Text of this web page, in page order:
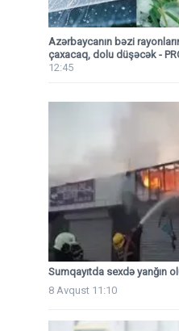
Azərbaycanın bəzi
çaxacaq, dolu düşəcək -
12:45
Sumqayıtda sexdə yanğın
8 Avqust 11:10